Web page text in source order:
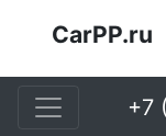
CarPP.ru
+7